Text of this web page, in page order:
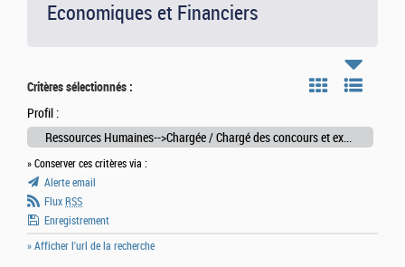
Economiques et Financiers
Critères sélectionnés :
Profil :
Ressources Humaines-->Chargée / Chargé des concours et examens professionnels
» Conserver ces critères via :
Alerte email
Flux RSS
Enregistrement
» Afficher l'url de la recherche